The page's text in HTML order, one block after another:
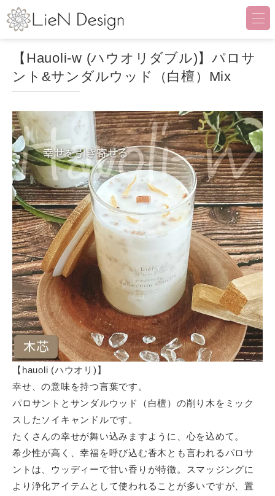
LieN Design（リアンデザイン
【Hauoli-w (ハウオリダブル)】パロサ
ント&サンダルウッド（白檀）Mix
【hauoli (ハウオリ)】
幸せ、の意味を持つ言葉です。
パロサントとサンダルウッド（白檀）の削り木をミック
スしたソイキャンドルです。
たくさんの幸せが舞い込みますように、心を込めて。
希少性が高く、幸福を呼び込む香木とも言われるパロサ
ントは、ウッディーで甘い香りが特徴。スマッジングに
より浄化アイテムとして使われることが多いですが、置